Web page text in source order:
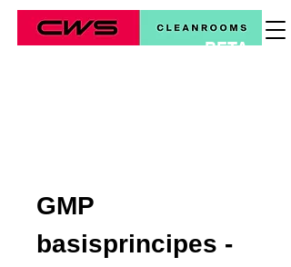
BETA
GMP
basisprincipes -